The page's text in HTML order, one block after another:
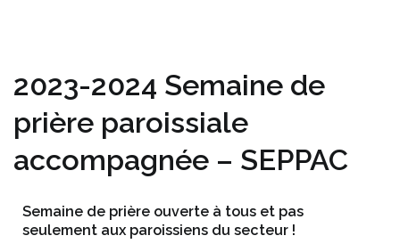
2023-2024 Semaine de
prière paroissiale
accompagnée – SEPPAC
Semaine de prière ouverte à tous et pas
seulement aux paroissiens du secteur !